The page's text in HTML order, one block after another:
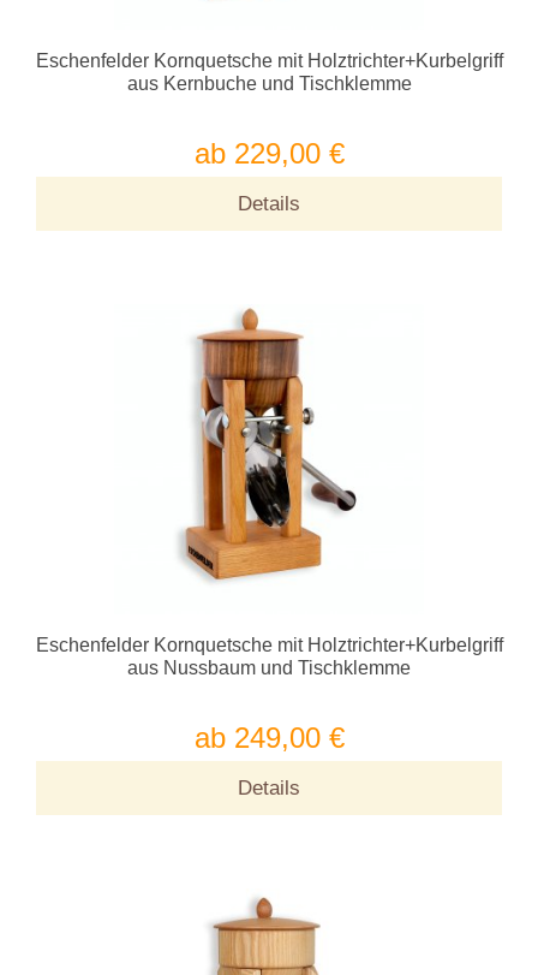
Eschenfelder Kornquetsche mit Holztrichter+Kurbelgriff
aus Kernbuche und Tischklemme
ab 229,00 €
Details
Eschenfelder Kornquetsche mit Holztrichter+Kurbelgriff
aus Nussbaum und Tischklemme
ab 249,00 €
Details